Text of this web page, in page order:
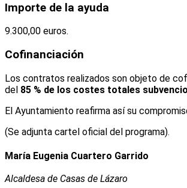
Importe de la ayuda
9.300,00 euros.
Cofinanciación
Los contratos realizados son objeto de
del 85 % de los costes totales
El Ayuntamiento reafirma así su
(Se adjunta cartel oficial del programa).
María Eugenia Cuartero Garrido
Alcaldesa de Casas de Lázaro